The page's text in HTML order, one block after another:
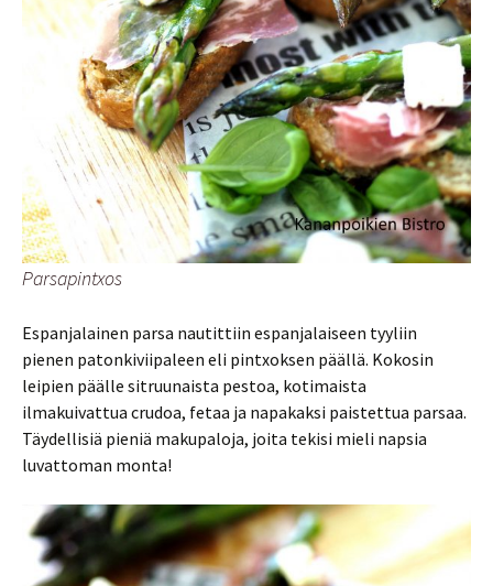
Parsapintxos
Espanjalainen parsa nautittiin espanjalaiseen tyyliin
pienen patonkiviipaleen eli pintxoksen päällä. Kokosin
leipien päälle sitruunaista pestoa, kotimaista
ilmakuivattua crudoa, fetaa ja napakaksi paistettua parsaa.
Täydellisiä pieniä makupaloja, joita tekisi mieli napsia
luvattoman monta!